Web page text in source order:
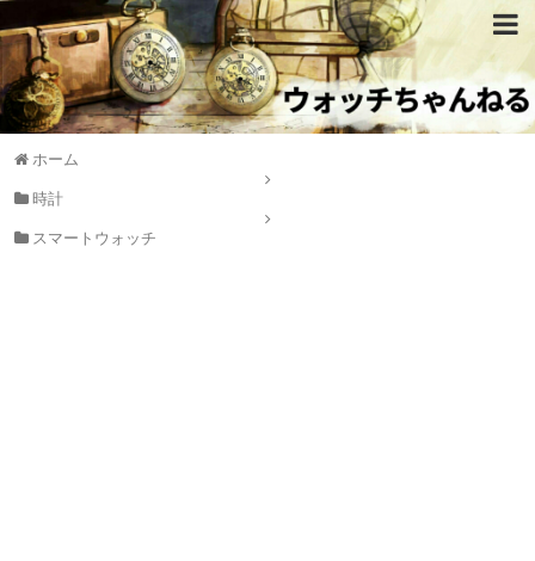
ホーム
時計
スマートウォッチ